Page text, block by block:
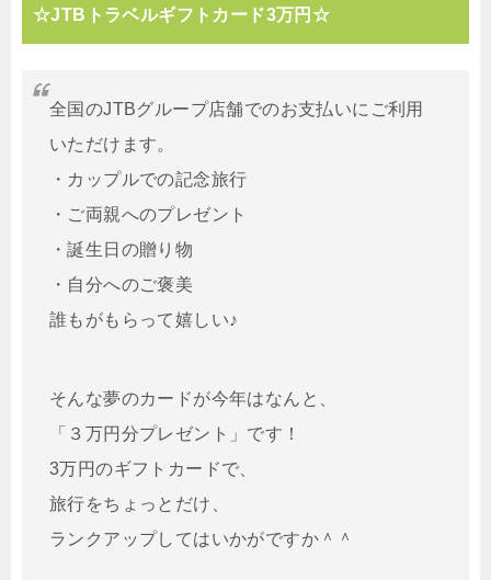
☆JTBトラベルギフトカード3万円☆
全国のJTBグループ店舗でのお支払いにご利用
いただけます。
・カップルでの記念旅行
・ご両親へのプレゼント
・誕生日の贈り物
・自分へのご褒美
誰もがもらって嬉しい♪
そんな夢のカードが今年はなんと、
「３万円分プレゼント」です！
3万円のギフトカードで、
旅行をちょっとだけ、
ランクアップしてはいかがですか＾＾